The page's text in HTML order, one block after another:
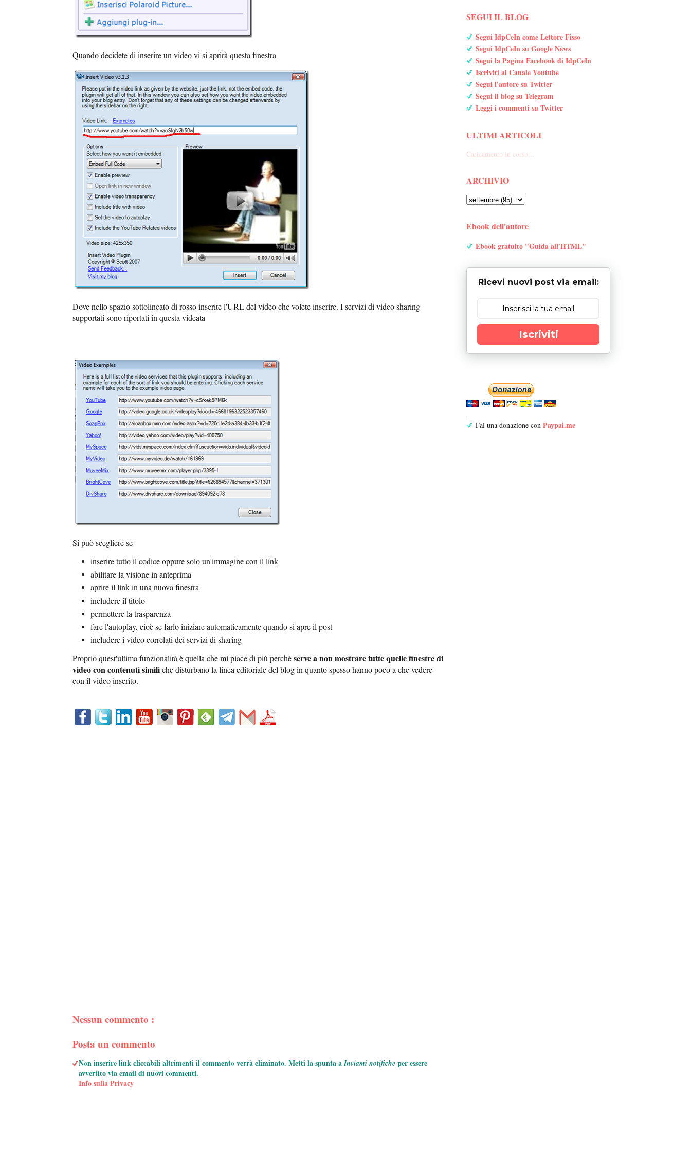
Quando decidete di inserire un video vi si aprirà questa finestra
Dove nello spazio sottolineato di rosso inserite l'URL del video che volete inserire. I servizi di video sharing
supportati sono riportati in questa videata
Si può scegliere se
inserire tutto il codice oppure solo un'immagine con il link
abilitare la visione in anteprima
aprire il link in una nuova finestra
includere il titolo
permettere la trasparenza
fare l'autoplay, cioè se farlo iniziare automaticamente quando si apre il post
includere i video correlati dei servizi di sharing
Proprio quest'ultima funzionalità è quella che mi piace di più perchéserve a non mostrare tutte quelle finestre di
video con contenuti similiche disturbano la linea editoriale del blog in quanto spesso hanno poco a che vedere
con il video inserito.
Nessun commento :
Posta un commento
Non inserire link cliccabili altrimenti il commento verrà eliminato. Metti la spunta aInviami notifiche per essere
avvertito via email di nuovi commenti.
Info sulla Privacy
SEGUI IL BLOG
Segui IdpCeIn come Lettore Fisso
Segui IdpCeIn su Google News
Segui la Pagina Facebook di IdpCeIn
Iscriviti al Canale Youtube
Segui l'autore su Twitter
Segui il blog su Telegram
Leggi i commenti su Twitter
ULTIMI ARTICOLI
Caricamento in corso...
ARCHIVIO
Ebook dell'autore
Ebook gratuito "Guida all'HTML"
Ricevi nuovi post via email:
Iscriviti
Fai una donazione con Paypal.me